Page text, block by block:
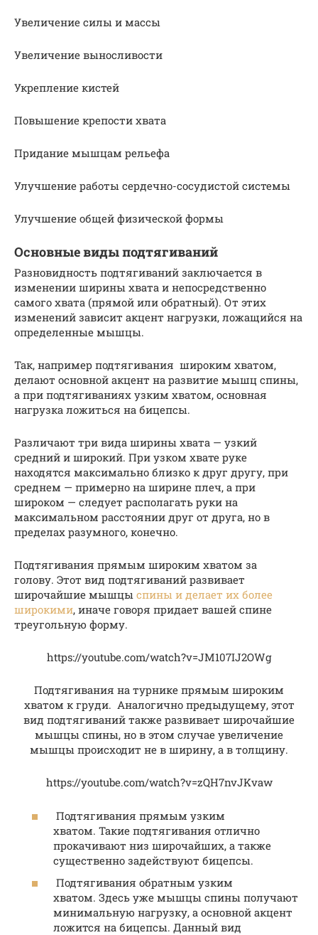
Увеличение силы и массы
Увеличение выносливости
Укрепление кистей
Повышение крепости хвата
Придание мышцам рельефа
Улучшение работы сердечно-сосудистой системы
Улучшение общей физической формы
Основные виды подтягиваний
Разновидность подтягиваний заключается в
изменении ширины хвата и непосредственно
самого хвата (прямой или обратный). От этих
изменений зависит акцент нагрузки, ложащийся на
определенные мышцы.
Так, например подтягивания широким хватом,
делают основной акцент на развитие мышц спины,
а при подтягиваниях узким хватом, основная
нагрузка ложиться на бицепсы.
Различают три вида ширины хвата — узкий
средний и широкий. При узком хвате руке
находятся максимально близко к друг другу, при
среднем — примерно на ширине плеч, а при
широком — следует располагать руки на
максимальном расстоянии друг от друга, но в
пределах разумного, конечно.
Подтягивания прямым широким хватом за
голову. Этот вид подтягиваний развивает
широчайшие мышцы спины и делает их более
широкими, иначе говоря придает вашей спине
треугольную форму.
https://youtube.com/watch?v=JM107IJ2OWg
Подтягивания на турнике прямым широким
хватом к груди. Аналогично предыдущему, этот
вид подтягиваний также развивает широчайшие
мышцы спины, но в этом случае увеличение
мышцы происходит не в ширину, а в толщину.
https://youtube.com/watch?v=zQH7nvJKvaw
Подтягивания прямым узким
хватом. Такие подтягивания отлично
прокачивают низ широчайших, а также
существенно задействуют бицепсы.
Подтягивания обратным узким
хватом. Здесь уже мышцы спины получают
минимальную нагрузку, а основной акцент
ложится на бицепсы. Данный вид